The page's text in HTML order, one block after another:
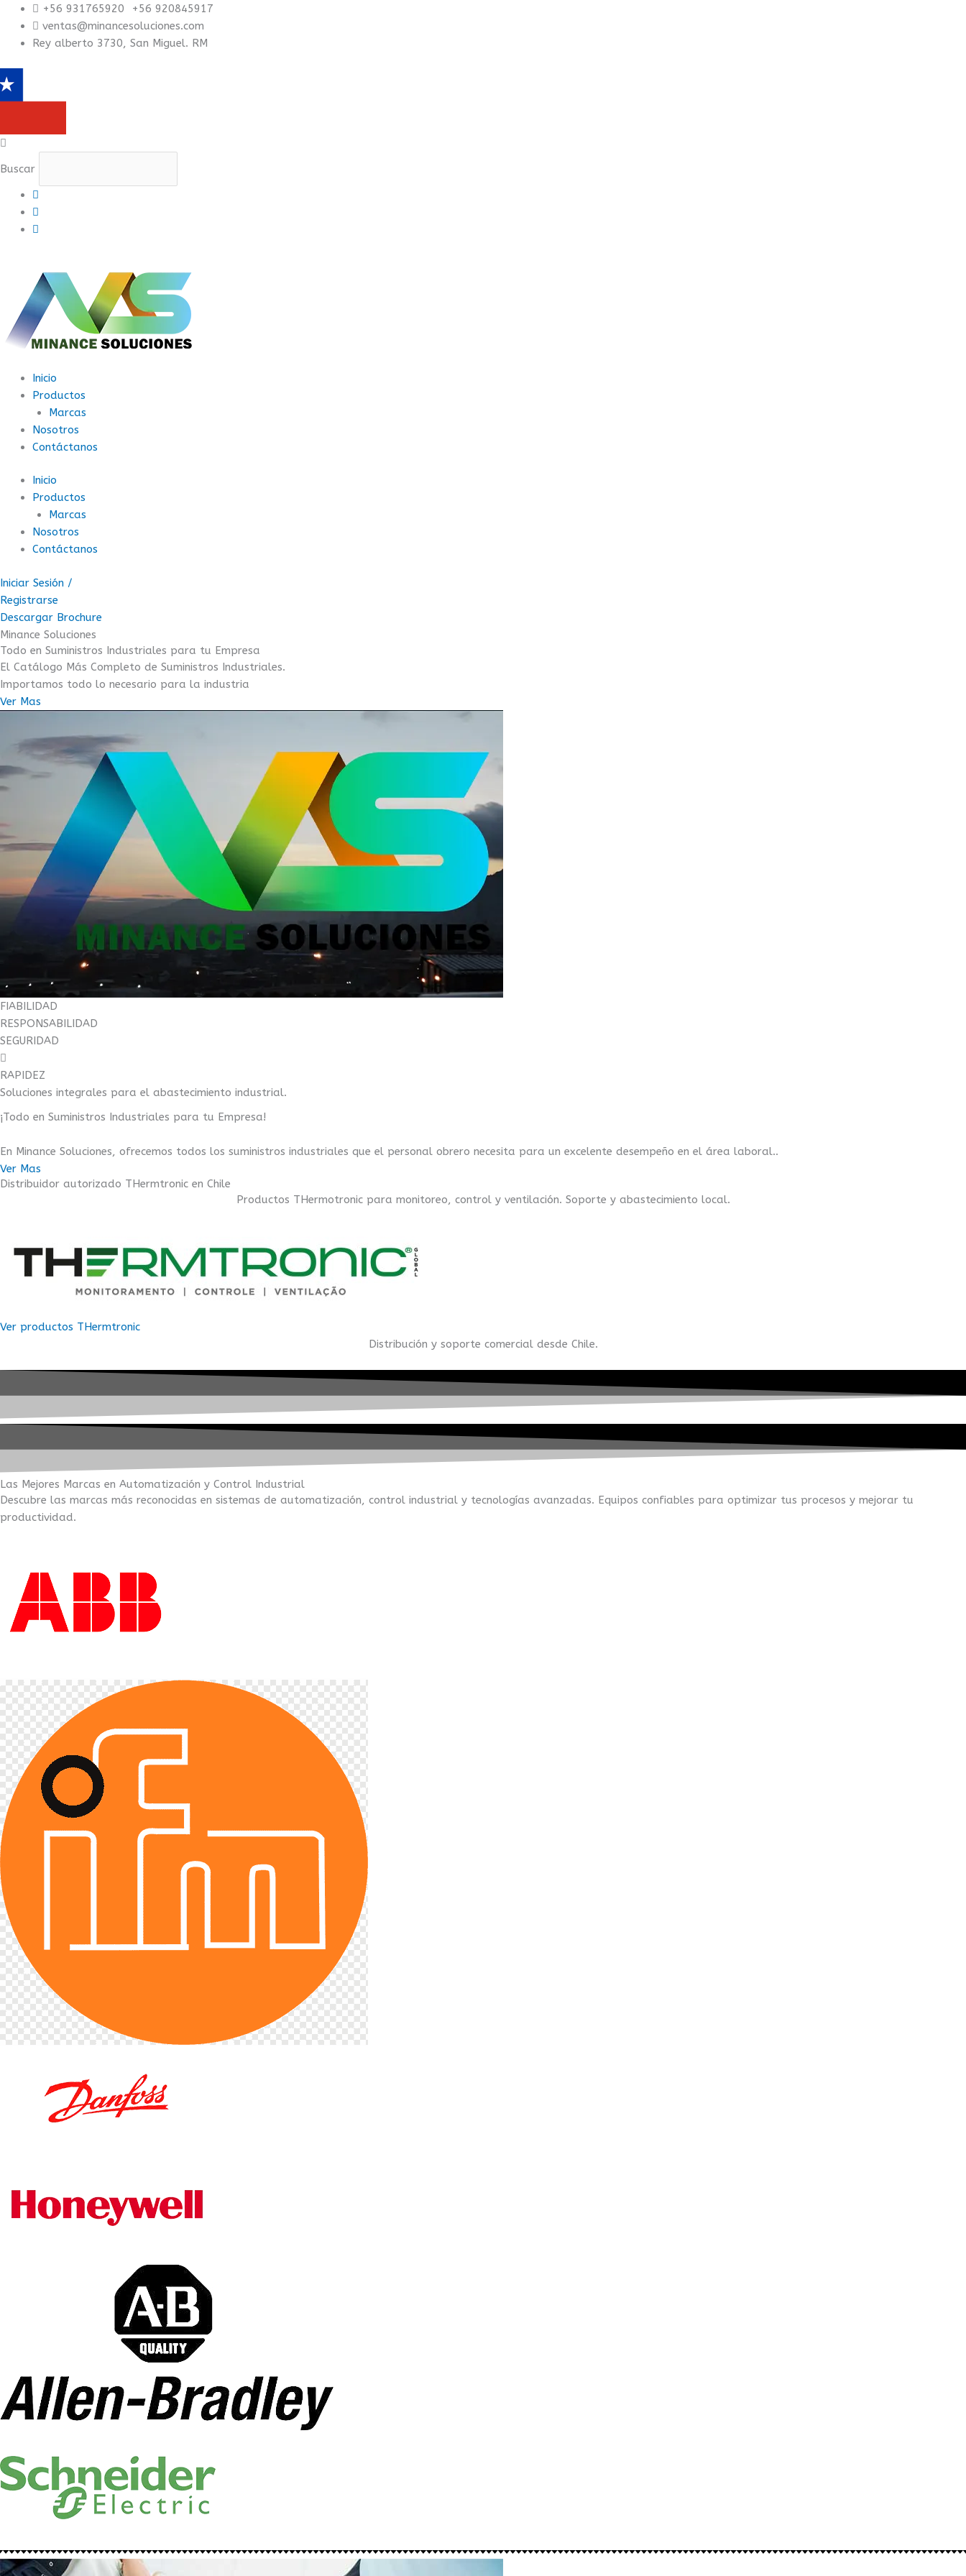
contenido
+56 931765920 +56 920845917
ventas@minancesoluciones.com
Rey alberto 3730, San Miguel. RM
Buscar
Inicio
Productos
Marcas
Nosotros
Contáctanos
Inicio
Productos
Marcas
Nosotros
Contáctanos
Iniciar Sesión /
Registrarse
Descargar Brochure
Minance Soluciones
Todo en Suministros Industriales para tu Empresa
El Catálogo Más Completo de Suministros Industriales.
Importamos todo lo necesario para la industria
Ver Mas
FIABILIDAD
RESPONSABILIDAD
SEGURIDAD
RAPIDEZ
Soluciones integrales para el abastecimiento industrial.
¡Todo en Suministros Industriales para tu Empresa!
En Minance Soluciones, ofrecemos todos los suministros industriales que el personal obrero necesita para un excelente desempeño en el área laboral..
Ver Mas
Distribuidor autorizado THermtronic en Chile
Productos THermotronic para monitoreo, control y ventilación. Soporte y abastecimiento local.
Ver productos THermtronic
Distribución y soporte comercial desde Chile.
Las Mejores Marcas en Automatización y Control Industrial
Descubre las marcas más reconocidas en sistemas de automatización, control industrial y tecnologías avanzadas. Equipos confiables para optimizar tus procesos y mejorar tu
productividad.